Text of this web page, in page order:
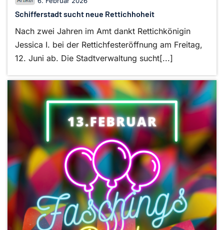
Schifferstadt sucht neue Rettichhoheit
Nach zwei Jahren im Amt dankt Rettichkönigin
Jessica I. bei der Rettichfesteröffnung am Freitag,
12. Juni ab. Die Stadtverwaltung sucht[...]